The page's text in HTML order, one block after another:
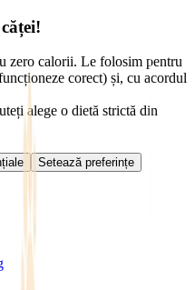
zero calorii. Le folosim pentru
corect) și, cu acordul
alege o dietă strictă din
Setează preferințe